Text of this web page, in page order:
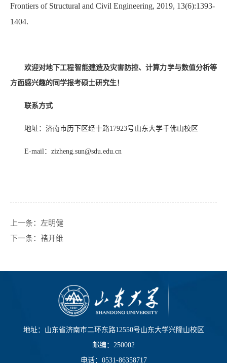
Frontiers of Structural and Civil Engineering, 2019, 13(6):1393-
1404.
欢迎对地下工程智能建造及灾害防控、计算力学与数值分析等
方面感兴趣的同学报考硕士研究生！
联系方式
地址：济南市历下区经十路17923号山东大学千佛山校区
E-mail： zizheng.sun@sdu.edu.cn
上一条： 左明健
下一条： 褚开维
地址：山东省济南市二环东路12550号山东大学兴隆山校区
邮编：250002
电话：0531-86358717